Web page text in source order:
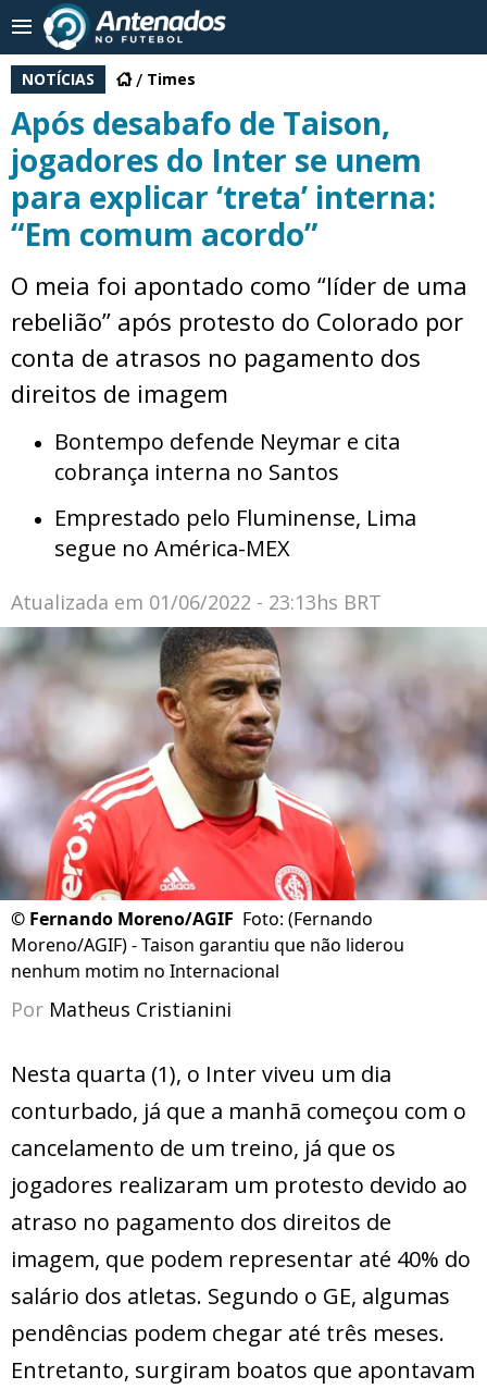
NOTÍCIAS Times
Após desabafo de Taison,
jogadores do Inter se unem
para explicar ‘treta’ interna:
“Em comum acordo”
O meia foi apontado como “líder de uma
rebelião” após protesto do Colorado por
conta de atrasos no pagamento dos
direitos de imagem
Bontempo defende Neymar e cita
cobrança interna no Santos
Emprestado pelo Fluminense, Lima
segue no América-MEX
Atualizada em 01/06/2022 - 23:13hs BRT
© Fernando Moreno/AGIF Foto: (Fernando
Moreno/AGIF) - Taison garantiu que não liderou
nenhum motim no Internacional
Por Matheus Cristianini
Nesta quarta (1), o Inter viveu um dia
conturbado, já que a manhã começou com o
cancelamento de um treino, já que os
jogadores realizaram um protesto devido ao
atraso no pagamento dos direitos de
imagem, que podem representar até 40% do
salário dos atletas. Segundo o GE, algumas
pendências podem chegar até três meses.
Entretanto, surgiram boatos que apontavam